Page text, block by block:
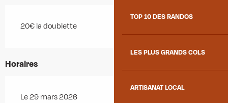
TOP 10 DES RANDOS
LES PLUS GRANDS COLS
ARTISANAT LOCAL
20€ la doublette
Horaires
Le 29 mars 2026